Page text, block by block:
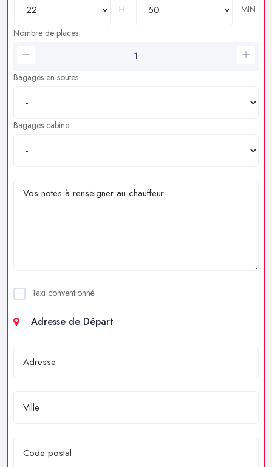
H
MIN
Nombre de places
Bagages en soutes
Bagages cabine
Taxi conventionné
Adresse de Départ